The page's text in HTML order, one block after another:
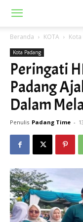
Beranda KOTA
Kota Padang
Peringati
Padang
Dalam
Penulis Padang Time -